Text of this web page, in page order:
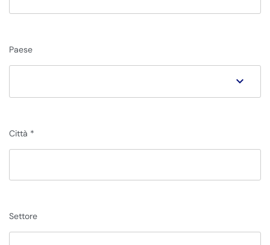
Paese
Città
Settore